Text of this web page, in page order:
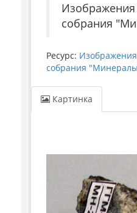
Изображения
собрания
Ресурс:
собрания
Картинка